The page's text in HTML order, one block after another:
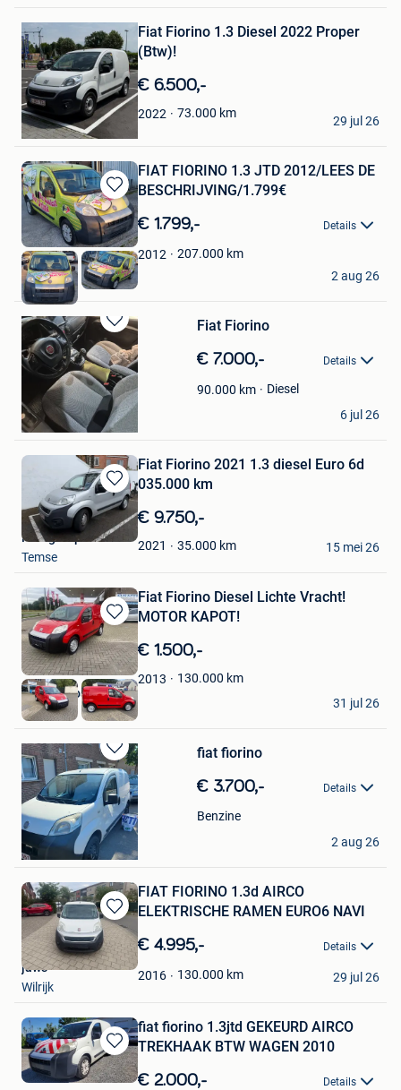
in
Mijn
Favorieten
Fiat Fiorino 1.3 Diesel 2022 Proper
(Btw)!
€ 6.500,-
2022 73.000 km
E.c.a
Genk
29 jul 26
Bewaren
in
Mijn
Favorieten
FIAT FIORINO 1.3 JTD 2012/LEES DE
BESCHRIJVING/1.799€
€ 1.799,- Details
2012 207.000 km
Keny
Ransart
2 aug 26
Bewaren
in
Mijn
Favorieten
Fiat Fiorino
€ 7.000,- Details
90.000 km
Diesel
lio
Manage
6 jul 26
Bewaren
in
Mijn
Favorieten
Fiat Fiorino 2021 1.3 diesel Euro 6d
035.000 km
€ 9.750,-
2021 35.000 km
HSY group
Temse
15 mei 26
Bewaren
in
Mijn
Favorieten
Fiat Fiorino Diesel Lichte Vracht!
MOTOR KAPOT!
€ 1.500,-
2013 130.000 km
Atlas Autos
Rekem
31 jul 26
Bewaren
in
Mijn
Favorieten
fiat fiorino
€ 3.700,- Details
Benzine
cobra
Sint-Michiels
2 aug 26
Bewaren
in
Mijn
Favorieten
FIAT FIORINO 1.3d AIRCO
ELEKTRISCHE RAMEN EURO6 NAVI
€ 4.995,- Details
2016 130.000 km
jaws
Wilrijk
29 jul 26
Bewaren
in
fiat fiorino 1.3jtd GEKEURD AIRCO
TREKHAAK BTW WAGEN 2010
€ 2.000,- Details